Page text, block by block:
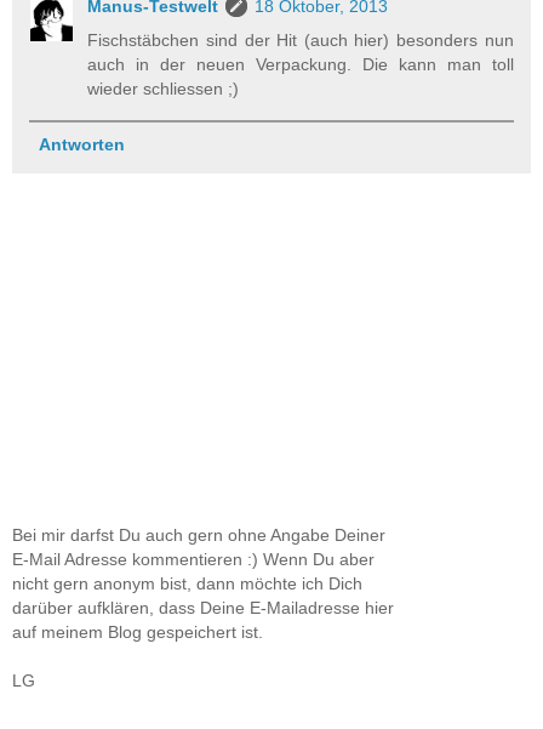
Manus-Testwelt
18 Oktober, 2013
Fischstäbchen sind der Hit (auch hier) besonders nun
auch in der neuen Verpackung. Die kann man toll
wieder schliessen ;)
Antworten
Bei mir darfst Du auch gern ohne Angabe Deiner
E-Mail Adresse kommentieren :) Wenn Du aber
nicht gern anonym bist, dann möchte ich Dich
darüber aufklären, dass Deine E-Mailadresse hier
auf meinem Blog gespeichert ist.
LG